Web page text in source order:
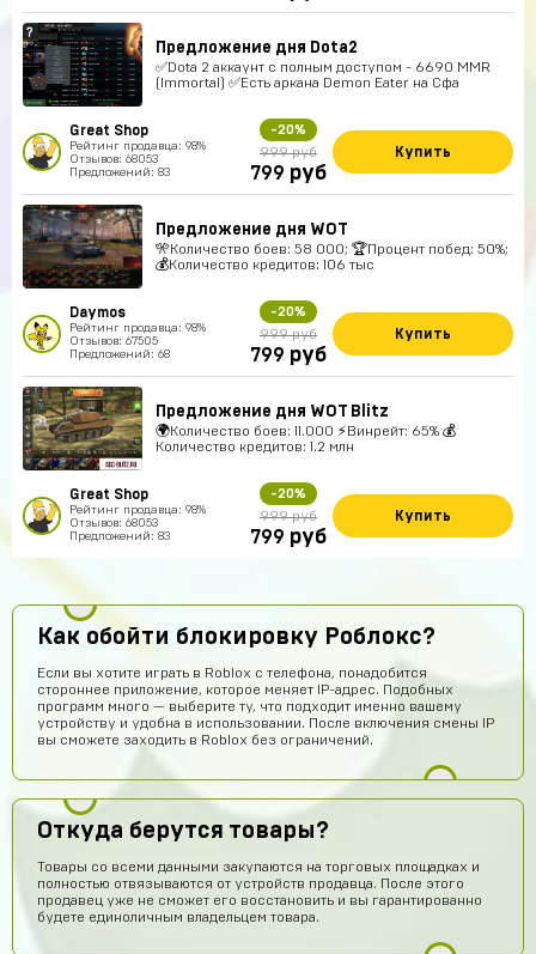
Предложение дня Dota2
✅Dota 2 аккаунт с полным доступом - 6690 MMR
(Immortal) ✅Есть аркана Demon Eater на Сфа
Great Shop
Рейтинг продавца: 98%
Отзывов: 68053
Предложений: 83
-20%
999 руб
799 руб
Купить
Предложение дня WOT
🎌Количество боев: 58 000; 🏆Процент побед: 50%;
💰Количество кредитов: 106 тыс
Daymos
Рейтинг продавца: 98%
Отзывов: 67505
Предложений: 68
-20%
999 руб
799 руб
Купить
Предложение дня WOT Blitz
🌍Количество боев: 11.000 ⚡Винрейт: 65% 💰
Количество кредитов: 1.2 млн
Great Shop
Рейтинг продавца: 98%
Отзывов: 68053
Предложений: 83
-20%
999 руб
799 руб
Купить
Как обойти блокировку Роблокс?
Если вы хотите играть в Roblox с телефона, понадобится
стороннее приложение, которое меняет IP-адрес. Подобных
программ много — выберите ту, что подходит именно вашему
устройству и удобна в использовании. После включения смены IP
вы сможете заходить в Roblox без ограничений.
Откуда берутся товары?
Товары со всеми данными закупаются на торговых площадках и
полностью отвязываются от устройств продавца. После этого
продавец уже не сможет его восстановить и вы гарантированно
будете единоличным владельцем товара.